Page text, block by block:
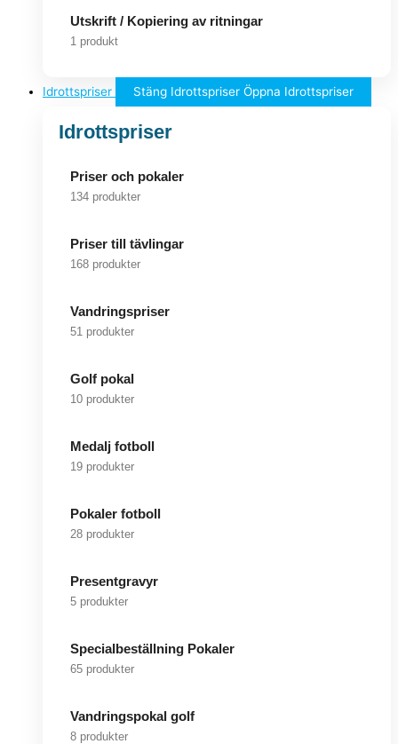
Utskrift / Kopiering av ritningar
1 produkt
Idrottspriser Stäng Idrottspriser Öppna Idrottspriser
Idrottspriser
Priser och pokaler
134 produkter
Priser till tävlingar
168 produkter
Vandringspriser
51 produkter
Golf pokal
10 produkter
Medalj fotboll
19 produkter
Pokaler fotboll
28 produkter
Presentgravyr
5 produkter
Specialbeställning Pokaler
65 produkter
Vandringspokal golf
8 produkter